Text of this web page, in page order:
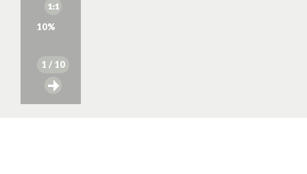
10%
1 / 10